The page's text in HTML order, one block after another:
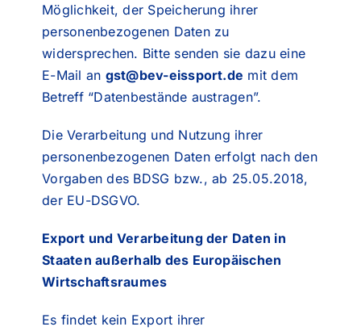
Möglichkeit, der Speicherung ihrer
personenbezogenen Daten zu
widersprechen. Bitte senden sie dazu eine
E-Mail an gst@bev-eissport.de mit dem
Betreff “Datenbestände austragen”.
Die Verarbeitung und Nutzung ihrer
personenbezogenen Daten erfolgt nach den
Vorgaben des BDSG bzw., ab 25.05.2018,
der EU-DSGVO.
Export und Verarbeitung der Daten in
Staaten außerhalb des Europäischen
Wirtschaftsraumes
Es findet kein Export ihrer